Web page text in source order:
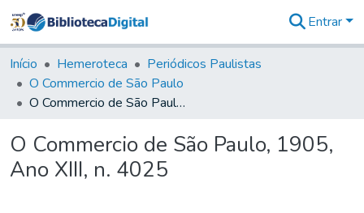
&
Coleções
Tudo na
Biblioteca
Estatísticas
Entrar
Início Hemeroteca
Periódicos Paulistas
O Commercio de São Paulo
O Commercio de São Paulo, 1905, Ano XIII, n. 4025
O Commercio de São Paulo, 1905,
Ano XIII, n. 4025